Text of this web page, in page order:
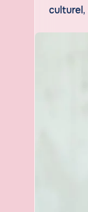
culturel,